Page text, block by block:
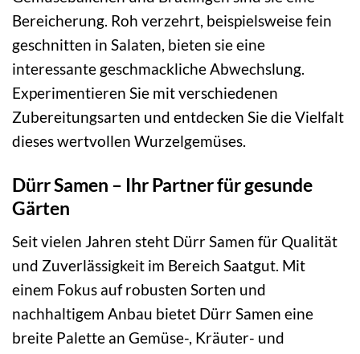
Bereicherung. Roh verzehrt, beispielsweise fein
geschnitten in Salaten, bieten sie eine
interessante geschmackliche Abwechslung.
Experimentieren Sie mit verschiedenen
Zubereitungsarten und entdecken Sie die Vielfalt
dieses wertvollen Wurzelgemüses.
Dürr Samen – Ihr Partner für gesunde
Gärten
Seit vielen Jahren steht Dürr Samen für Qualität
und Zuverlässigkeit im Bereich Saatgut. Mit
einem Fokus auf robusten Sorten und
nachhaltigem Anbau bietet Dürr Samen eine
breite Palette an Gemüse-, Kräuter- und